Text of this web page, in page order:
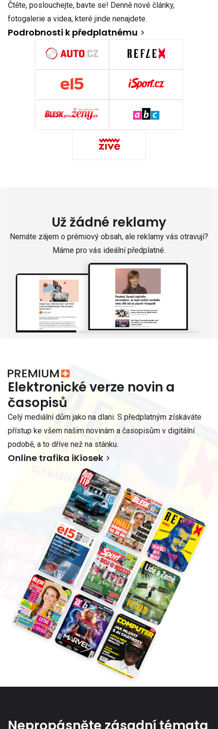
Čtěte, poslouchejte, bavte se! Denně nové články,
fotogalerie a videa, které jinde nenajdete.
Podrobnosti k předplatnému
Už žádné reklamy
Nemáte zájem o prémiový obsah, ale reklamy vás otravují?
Máme pro vás ideální předplatné.
Elektronické verze novin a
časopisů
Celý mediální dům jako na dlani. S předplatným získáváte
přístup ke všem našim novinám a časopisům v digitální
podobě, a to dříve než na stánku.
Online trafika iKiosek